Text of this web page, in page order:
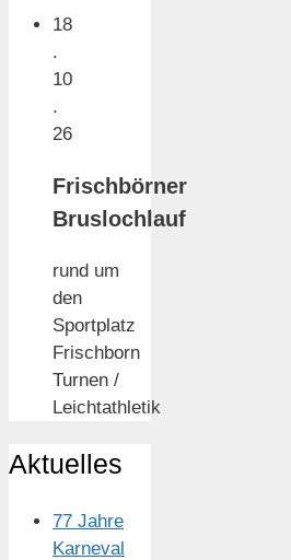
18
.
10
.
26
Frischbörner
Bruslochlauf
rund um
den
Sportplatz
Frischborn
Turnen /
Leichtathletik
Aktuelles
77 Jahre
Karneval